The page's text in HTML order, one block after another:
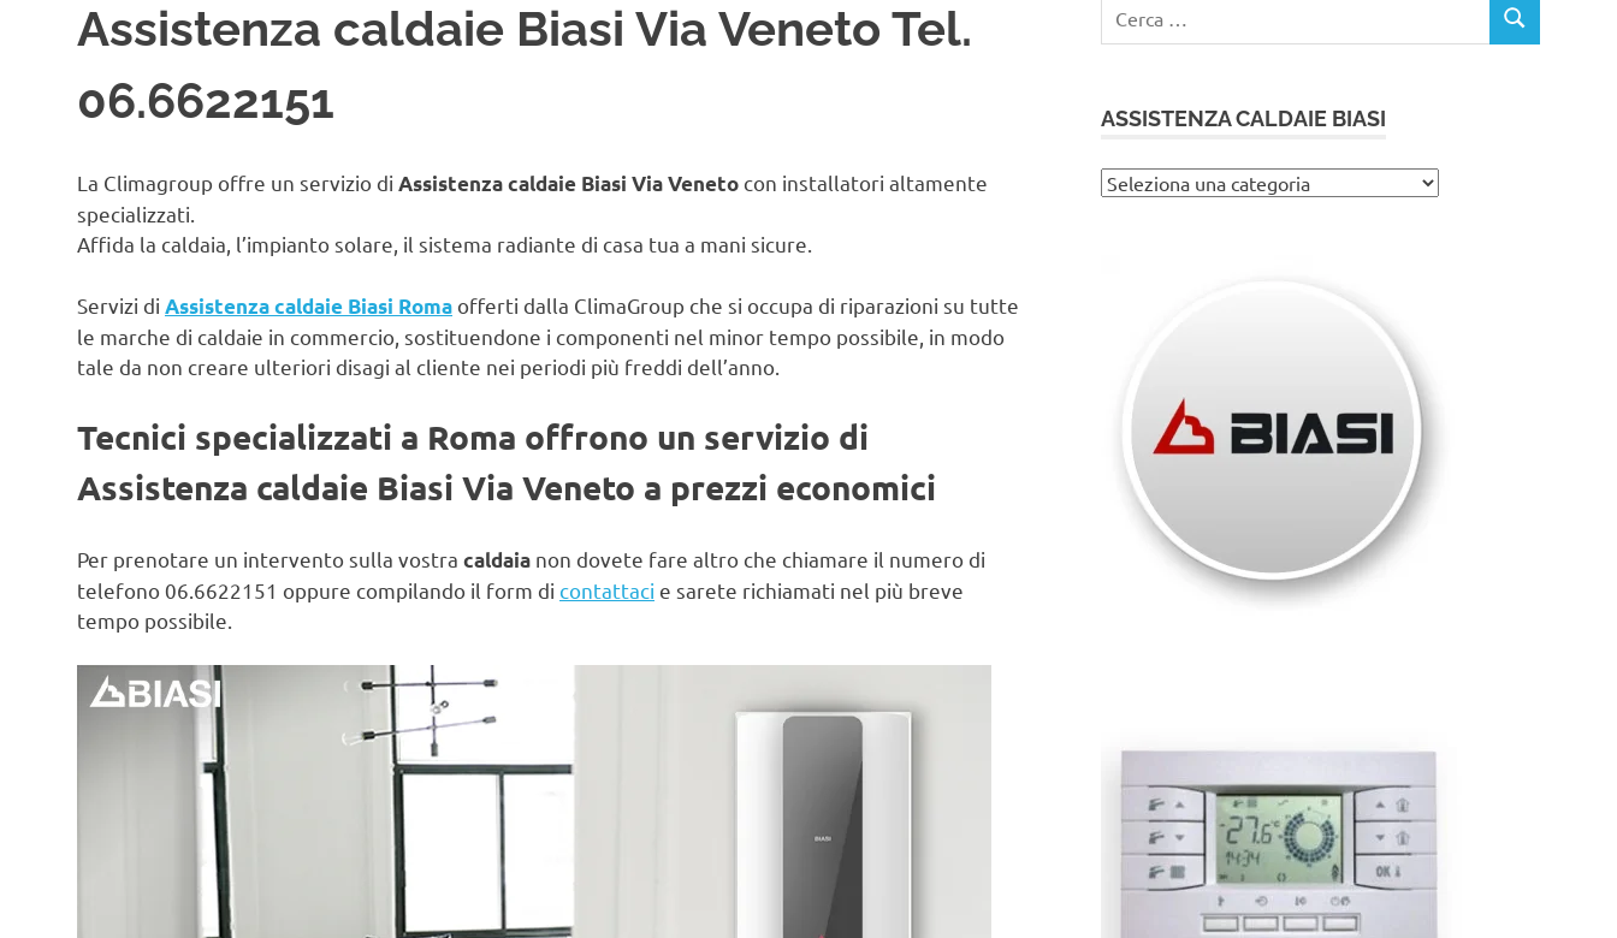
Assistenza caldaie Biasi Via Veneto Tel.
06.6622151
La Climagroup offre un servizio di Assistenza caldaie Biasi Via Veneto con installatori altamente
specializzati.
Affida la caldaia, l’impianto solare, il sistema radiante di casa tua a mani sicure.
Servizi di Assistenza caldaie Biasi Roma offerti dalla ClimaGroup che si occupa di riparazioni su tutte
le marche di caldaie in commercio, sostituendone i componenti nel minor tempo possibile, in modo
tale da non creare ulteriori disagi al cliente nei periodi più freddi dell’anno.
Tecnici specializzati a Roma offrono un servizio di
Assistenza caldaie Biasi Via Veneto a prezzi economici
Per prenotare un intervento sulla vostra caldaia non dovete fare altro che chiamare il numero di
telefono 06.6622151 oppure compilando il form di contattaci e sarete richiamati nel più breve
tempo possibile.
per:
CERCA
ASSISTENZA CALDAIE BIASI
Assistenza